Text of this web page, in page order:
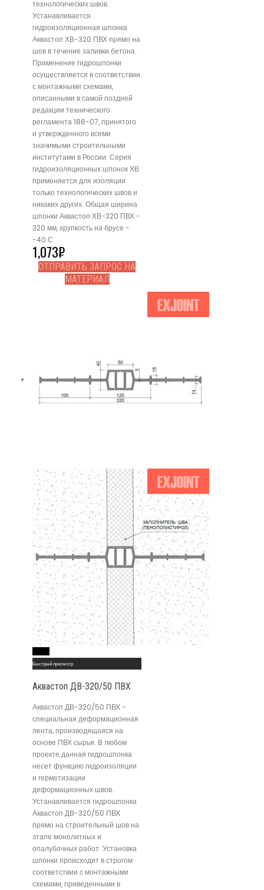
технологических швов.
Устанавливается
гидроизоляционная шпонка
Аквастоп ХВ-320 ПВХ прямо на
шов в течение заливки бетона.
Применение гидрошпонки
осуществляется в соответствии
с монтажными схемами,
описанными в самой поздней
редакции технического
регламента 186-07, принятого
и утвержденного всеми
значимыми строительными
институтами в России. Серия
гидроизоляционных шпонок ХВ
применяется для изоляции
только технологических швов и
никаких других. Общая ширина
шпонки Аквастоп ХВ-320 ПВХ -
320 мм, хрупкость на брусе -
-40 С.
1,073₽
ОТПРАВИТЬ ЗАПРОС НА
МАТЕРИАЛ
Быстрый просмотр
Аквастоп ДВ-320/50 ПВХ
Аквастоп ДВ-320/50 ПВХ -
специальная деформационная
лента, производящаяся на
основе ПВХ сырья. В любом
проекте данная гидрошпонка
несет функцию гидроизоляции
и герметизации
деформационных швов.
Устанавливается гидрошпонка
Аквастоп ДВ-320/50 ПВХ
прямо на строительный шов на
этапе монолитных и
опалубочных работ. Установка
шпонки происходит в строгом
соответствии с монтажными
схемами, приведенными в